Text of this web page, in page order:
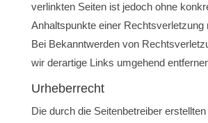
verlinkten Seiten ist jedoch ohne
Anhaltspunkte einer Rechtsverletzung
Bei Bekanntwerden von
wir derartige Links umgehend
Urheberrecht
Die durch die Seitenbetreiber